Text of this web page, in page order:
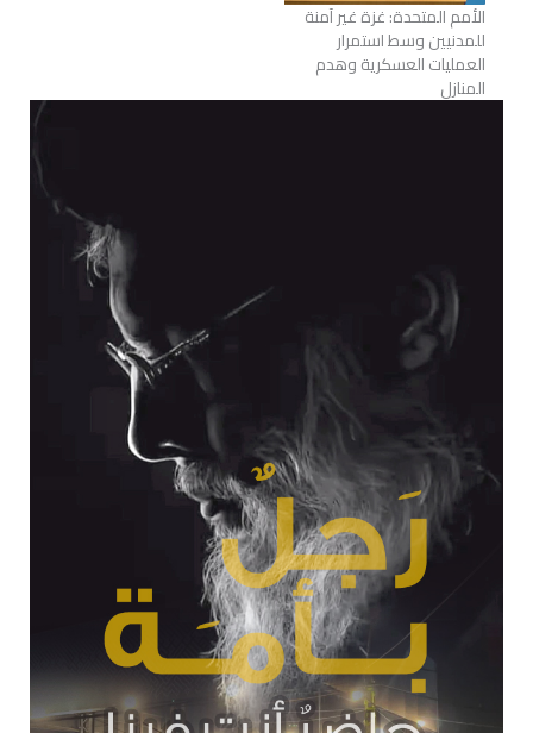
الأمم المتحدة: غزة غير آمنة
للمدنيين وسط استمرار
العمليات العسكرية وهدم
المنازل